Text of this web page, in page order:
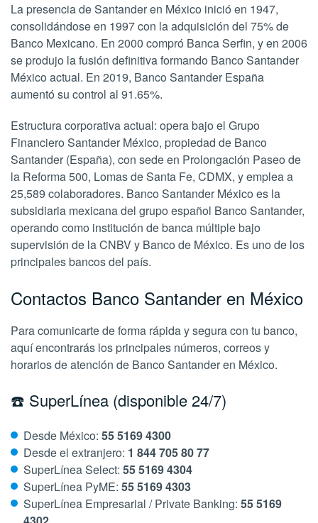
La presencia de Santander en México inició en 1947,
consolidándose en 1997 con la adquisición del 75% de
Banco Mexicano. En 2000 compró Banca Serfin, y en 2006
se produjo la fusión definitiva formando Banco Santander
México actual. En 2019, Banco Santander España
aumentó su control al 91.65%.
Estructura corporativa actual: opera bajo el Grupo
Financiero Santander México, propiedad de Banco
Santander (España), con sede en Prolongación Paseo de
la Reforma 500, Lomas de Santa Fe, CDMX, y emplea a
25,589 colaboradores. Banco Santander México es la
subsidiaria mexicana del grupo español Banco Santander,
operando como institución de banca múltiple bajo
supervisión de la CNBV y Banco de México. Es uno de los
principales bancos del país.
Contactos Banco Santander en México
Para comunicarte de forma rápida y segura con tu banco,
aquí encontrarás los principales números, correos y
horarios de atención de Banco Santander en México.
☎️ SuperLínea (disponible 24/7)
Desde México: 55 5169 4300
Desde el extranjero: 1 844 705 80 77
SuperLínea Select: 55 5169 4304
SuperLínea PyME: 55 5169 4303
SuperLínea Empresarial / Private Banking: 55 5169